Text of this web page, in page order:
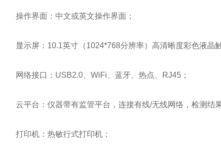
操作界面：中文或英文操作界面；
显示屏：10.1英寸（1024*768分辨率）高清晰度彩色液晶
网络接口：USB2.0、WiFi、蓝牙、热点、RJ45；
云平台：仪器带有监管平台，连接有线/无线网络，检测结
打印机：热敏行式打印机；